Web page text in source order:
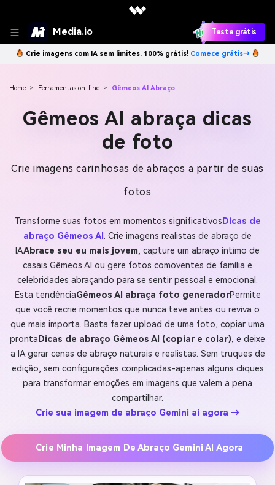
Media.io Teste grátis
Crie imagens com IA sem limites. 100% grátis! Comece grátis→
Home > Ferramentas on-line > Gêmeos AI Abraço
Gêmeos AI abraça dicas
de foto
Crie imagens carinhosas de abraços a partir de suas
fotos
Transforme suas fotos em momentos significativos Dicas de
abraço Gêmeos AI . Crie imagens realistas de abraço de
IAAbrace seu eu mais jovem, capture um abraço íntimo de
casais Gêmeos AI ou gere fotos comoventes de família e
celebridades abraçando para se sentir pessoal e emocional.
Esta tendênciaGêmeos AI abraça foto generadorPermite
que você recrie momentos que nunca teve antes ou reviva o
que mais importa. Basta fazer upload de uma foto, copiar uma
pronta Dicas de abraço Gêmeos AI (copiar e colar), e deixe
a IA gerar cenas de abraço naturais e realistas. Sem truques de
edição, sem configurações complicadas-apenas alguns cliques
para transformar emoções em imagens que valem a pena
compartilhar.
Crie sua imagem de abraço Gemini ai agora →
Crie Minha Imagem De Abraço Gemini AI Agora